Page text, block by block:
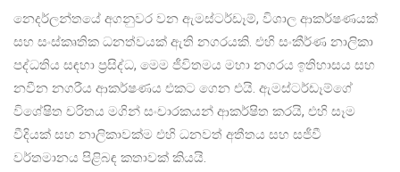
නෙදර්ලන්තයේ අගනුවර වන ඇමස්ටර්ඩෑම්, විශාල ආකර්ෂණයක්
සහ සංස්කෘතික ධනත්වයක් ඇති නගරයකි. එහි සංකීර්ණ නාලිකා
පද්ධතිය සඳහා ප්‍රසිද්ධ, මෙම ජීවිතමය මහා නගරය ඉතිහාසය සහ
නවීන නගරීය ආකර්ෂණය එකට ගෙන එයි. ඇමස්ටර්ඩෑම්ගේ
විශේෂිත චරිතය මගින් සංචාරකයන් ආකර්ෂිත කරයි, එහි සෑම
වීදියක් සහ නාලිකාවක්ම එහි ධනවත් අතීතය සහ සජීවී
වර්තමානය පිළිබඳ කතාවක් කියයි.